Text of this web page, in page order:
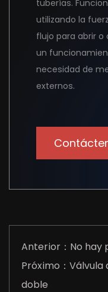
tuberías.
utilizando la
flujo para abrir o
un
necesidad de
externos.
Anterior：No
Próximo：
doble